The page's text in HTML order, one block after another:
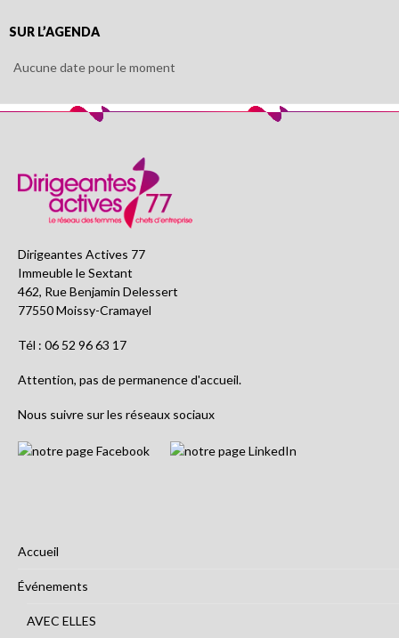
SUR L’AGENDA
Aucune date pour le moment
Dirigeantes Actives 77
Immeuble le Sextant
462, Rue Benjamin Delessert
77550 Moissy-Cramayel
Tél : 06 52 96 63 17
Attention, pas de permanence d'accueil.
Nous suivre sur les réseaux sociaux
Accueil
Événements
AVEC ELLES